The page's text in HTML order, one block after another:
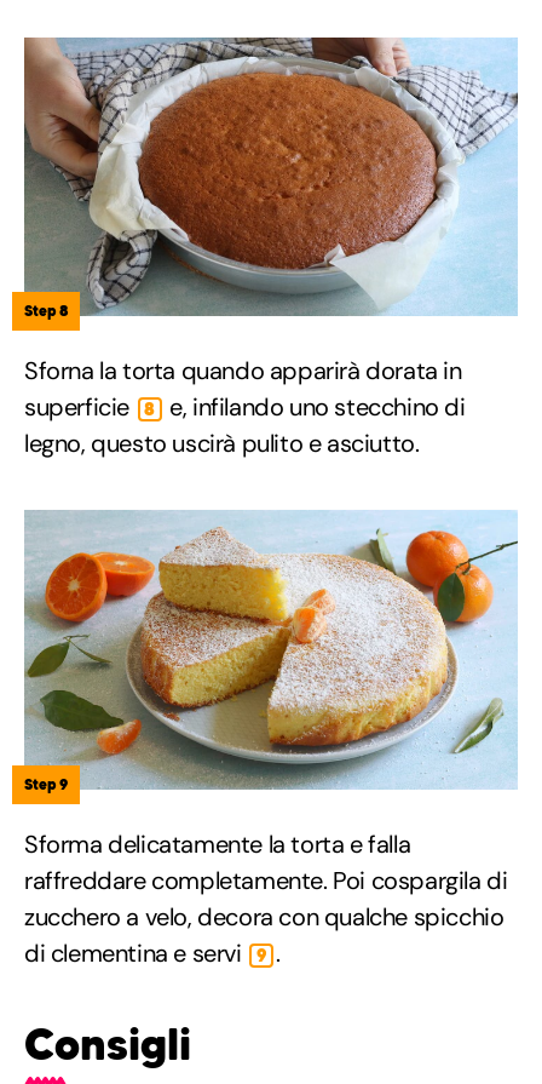
Step 8
Sforna la torta quando apparirà dorata in
superficie
8
e, infilando uno stecchino di
legno, questo uscirà pulito e asciutto.
Step 9
Sforma delicatamente la torta e falla
raffreddare completamente. Poi cospargila di
zucchero a velo, decora con qualche spicchio
di clementina e servi
9 .
Consigli